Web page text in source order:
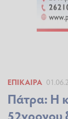
ΕΠΊΚΑΙΡΑ
Πάτρα: Η
52χρονου